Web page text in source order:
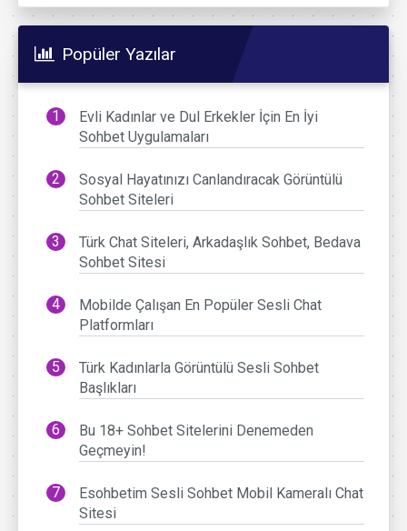
Popüler Yazılar
Evli Kadınlar ve Dul Erkekler İçin En İyi
Sohbet Uygulamaları
Sosyal Hayatınızı Canlandıracak Görüntülü
Sohbet Siteleri
Türk Chat Siteleri, Arkadaşlık Sohbet, Bedava
Sohbet Sitesi
Mobilde Çalışan En Popüler Sesli Chat
Platformları
Türk Kadınlarla Görüntülü Sesli Sohbet
Başlıkları
Bu 18+ Sohbet Sitelerini Denemeden
Geçmeyin!
Esohbetim Sesli Sohbet Mobil Kameralı Chat
Sitesi